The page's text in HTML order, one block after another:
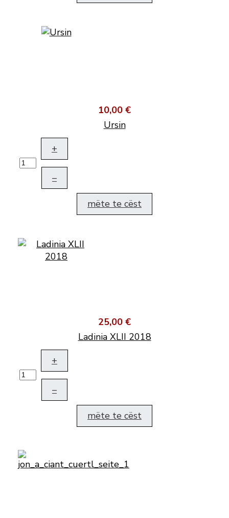
10,00 €
Ursin
+
–
mëte te cëst
25,00 €
Ladinia XLII 2018
+
–
mëte te cëst